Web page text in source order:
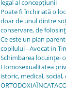
legal al concepţiunii
Poate fi închiriată o
doar de unul dintre
conservare, de
Ce este un plan
copilului - Avocat in
Schimbarea locuinţei
Homosexualitatea
istoric, medical,